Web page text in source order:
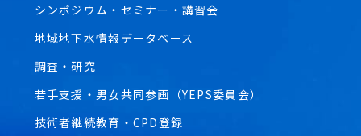
シンポジウム・セミナー・講習会
地域地下水情報データベース
調査・研究
若手支援・男女共同参画（YEPS委員会）
技術者継続教育・CPD登録